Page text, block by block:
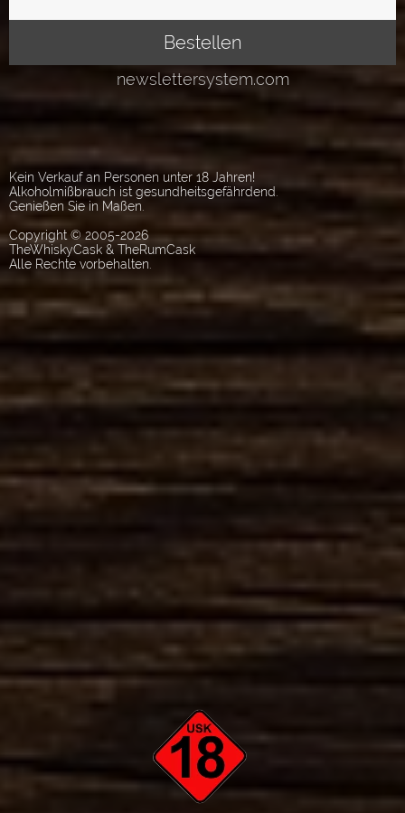
Kein Verkauf an Personen unter 18 Jahren!
Alkoholmißbrauch ist gesundheitsgefährdend.
Genießen Sie in Maßen.
Copyright © 2005-2026
TheWhiskyCask & TheRumCask
Alle Rechte vorbehalten.